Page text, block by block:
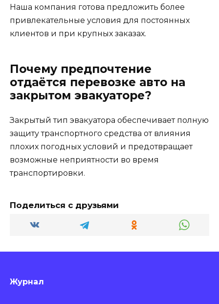
Наша компания готова предложить более
привлекательные условия для постоянных
клиентов и при крупных заказах.
Почему предпочтение
отдаётся перевозке авто на
закрытом эвакуаторе?
Закрытый тип эвакуатора обеспечивает полную
защиту транспортного средства от влияния
плохих погодных условий и предотвращает
возможные неприятности во время
транспортировки.
Поделиться с друзьями
Журнал